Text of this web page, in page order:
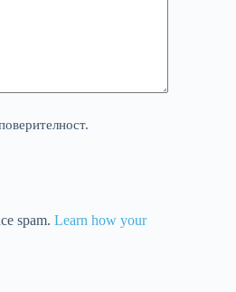
spam. Learn how your